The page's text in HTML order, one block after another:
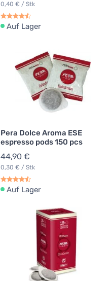
0,40 € / Stk
Auf Lager
Pera Dolce Aroma ESE
espresso pods 150 pcs
44,90 €
0,30 € / Stk
Auf Lager